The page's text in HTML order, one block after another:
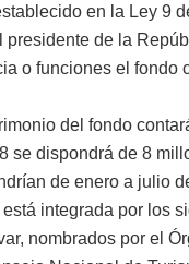
en la Ley 9
presidente de la
o funciones el fondo
del fondo
se dispondrá de 8
de enero a julio
integrada por los
nombrados por el